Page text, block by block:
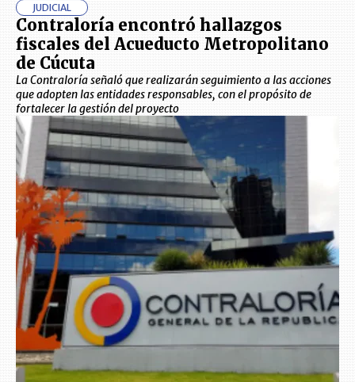
JUDICIAL
Contraloría encontró hallazgos
fiscales del Acueducto Metropolitano
de Cúcuta
La Contraloría señaló que realizarán seguimiento a las acciones
que adopten las entidades responsables, con el propósito de
fortalecer la gestión del proyecto